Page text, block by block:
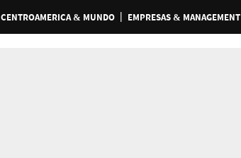
CENTROAMERICA & MUNDO EMPRESAS & MANAGEMENT